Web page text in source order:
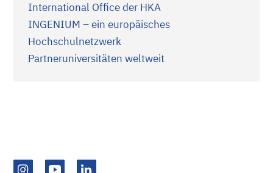
International Office der HKA
INGENIUM – ein europäisches
Hochschulnetzwerk
Partneruniversitäten weltweit